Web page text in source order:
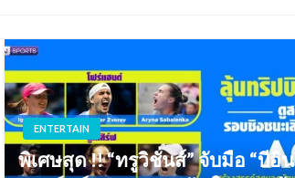
ENTERTAIN
พิเศษสุด !! “ทรูวิชั่นส์” จับมือ “บีอิน